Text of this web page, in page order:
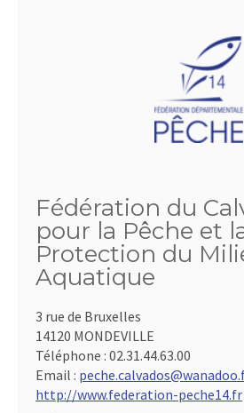
Fédération du
pour la Pêche et
Protection du
Aquatique
3 rue de Bruxelles
14120 MONDEVILLE
Téléphone : 02.31.44.63.00
Email :
http://www.federation-peche14.fr